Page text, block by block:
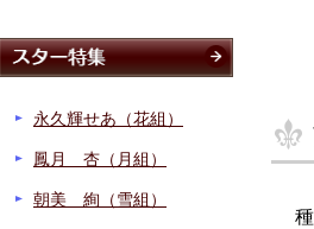
永久輝せあ（花組）
鳳月 杏（月組）
朝美 絢（雪組）